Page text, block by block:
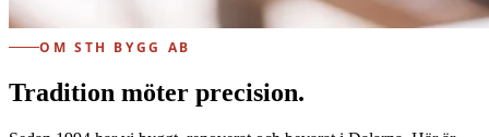
OM STH BYGG AB
Tradition möter precision.